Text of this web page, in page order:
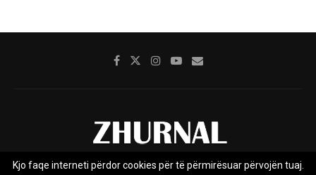
Kjo faqe interneti përdor cookies për të përmirësuar përvojën tuaj.